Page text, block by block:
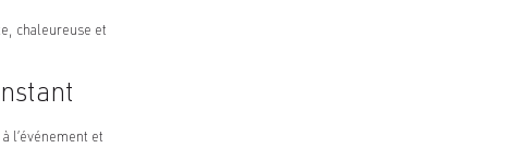
chaleureuse et
l’événement et